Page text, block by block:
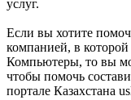
услуг.
Если вы хотите
компанией, в которой
Компьютеры, то вы
чтобы помочь
портале Казахстана